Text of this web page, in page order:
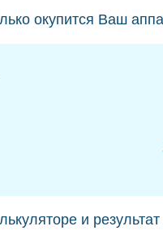
окупится Ваш
и